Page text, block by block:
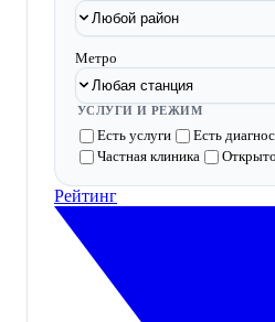
Метро
УСЛУГИ И РЕЖИМ
Есть услуги Есть
Частная клиника
Рейтинг